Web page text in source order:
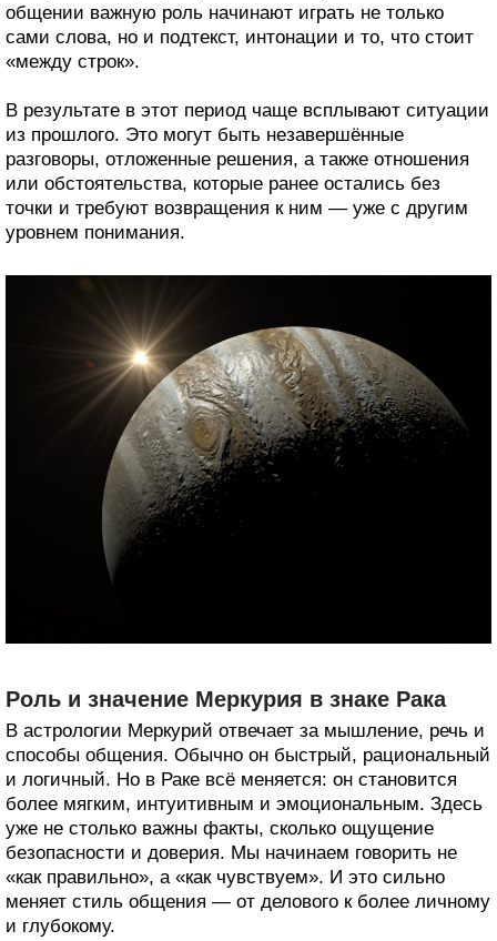
общении важную роль начинают играть не только
сами слова, но и подтекст, интонации и то, что стоит
«между строк».
В результате в этот период чаще всплывают ситуации
из прошлого. Это могут быть незавершённые
разговоры, отложенные решения, а также отношения
или обстоятельства, которые ранее остались без
точки и требуют возвращения к ним — уже с другим
уровнем понимания.
Роль и значение Меркурия в знаке Рака
В астрологии Меркурий отвечает за мышление, речь и
способы общения. Обычно он быстрый, рациональный
и логичный. Но в Раке всё меняется: он становится
более мягким, интуитивным и эмоциональным. Здесь
уже не столько важны факты, сколько ощущение
безопасности и доверия. Мы начинаем говорить не
«как правильно», а «как чувствуем». И это сильно
меняет стиль общения — от делового к более личному
и глубокому.